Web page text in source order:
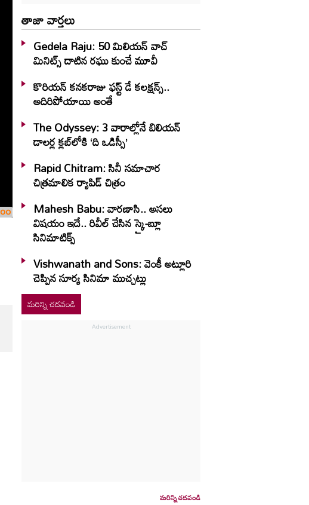
తాజా వార్తలు
Gedela Raju: 50 మిలియన్‌ వాచ్‌
మినిట్స్‌ దాటిన రఘు కుంచే మూవీ
కొరియన్ కనకరాజు ఫస్ట్ డే కలక్షన్స్..
అదిరిపోయాయి అంతే
The Odyssey: 3 వారాల్లోనే బిలియన్‌
డాలర్ల క్లబ్‌లోకి ‘ది ఒడిస్సీ’
Rapid Chitram: సినీ సమాచార
చిత్రమాలిక ర్యాపిడ్‌ చిత్రం
Mahesh Babu: వారణాసి.. అసలు
విషయం ఇదే.. రివీల్ చేసిన స్కై-బ్లూ
సినిమాటిక్స్‌
Vishwanath and Sons: వెంకీ అట్లూరి
చెప్పిన సూర్య సినిమా ముచ్చట్లు
మరిన్ని చదవండి
మరిన్ని చదవండి